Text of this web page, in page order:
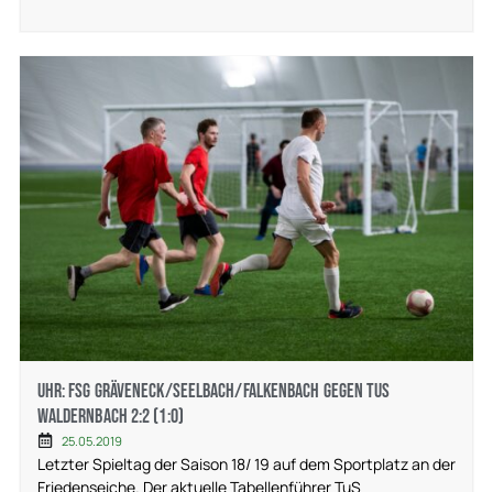
Uhr: FSG Gräveneck/Seelbach/Falkenbach gegen TuS
Waldernbach 2:2 (1:0)
25.05.2019
Letzter Spieltag der Saison 18/ 19 auf dem Sportplatz an der
Friedenseiche. Der aktuelle Tabellenführer TuS